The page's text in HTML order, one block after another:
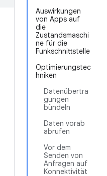
Auswirkungen
von Apps auf
die
Zustandsmaschi
ne für die
Funkschnittstelle
Optimierungstec
hniken
Datenübertra
gungen
bündeln
Daten vorab
abrufen
Vor dem
Senden von
Anfragen auf
Konnektivität